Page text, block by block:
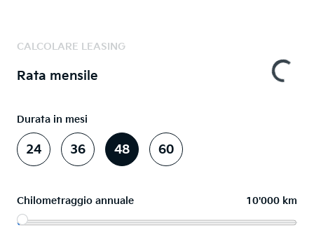
CALCOLARE LEASING
Rata mensile
Durata in mesi
24 36 48 60
Chilometraggio annuale 10'000 km